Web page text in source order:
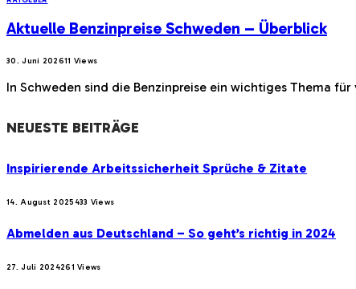
Aktuelle Benzinpreise Schweden – Überblick
30. Juni 202611 Views
In Schweden sind die Benzinpreise ein wichtiges Thema
NEUESTE BEITRÄGE
Inspirierende Arbeitssicherheit Sprüche & Zitate
14. August 2025433 Views
Abmelden aus Deutschland – So geht’s richtig in 2024
27. Juli 2024261Views